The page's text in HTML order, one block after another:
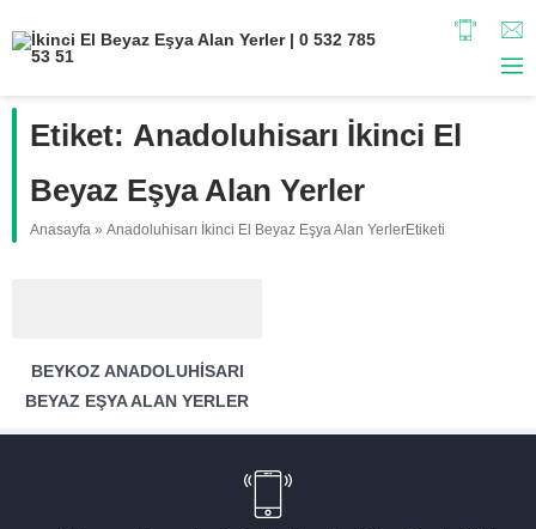
Etiket: Anadoluhisarı İkinci El
Beyaz Eşya Alan Yerler
Anasayfa » Anadoluhisarı İkinci El Beyaz Eşya Alan YerlerEtiketi
BEYKOZ ANADOLUHISARI
BEYAZ EŞYA ALAN YERLER